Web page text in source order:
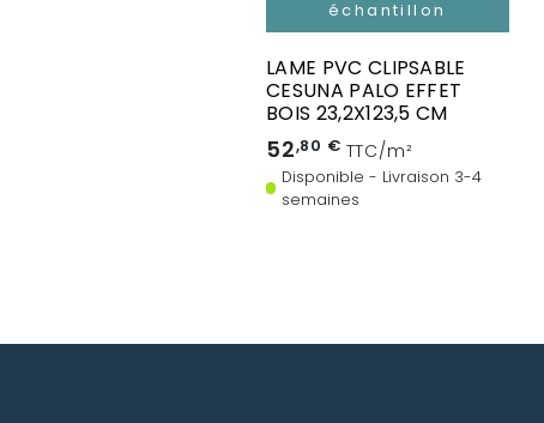
échantillon
LAME PVC CLIPSABLE
CESUNA PALO EFFET
BOIS 23,2X123,5 CM
52,80 € TTC/m²
Disponible - Livraison 3-4
semaines